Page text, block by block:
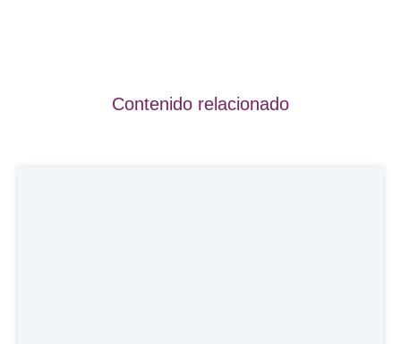
Contenido relacionado